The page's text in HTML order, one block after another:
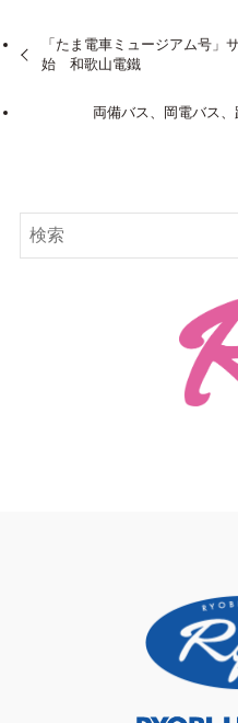
「たま電車ミュージアム号」
始 和歌山電鐵
両備バス、岡電バス